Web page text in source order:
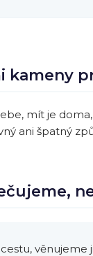
kameny
mít je
ani špatný
věnujeme